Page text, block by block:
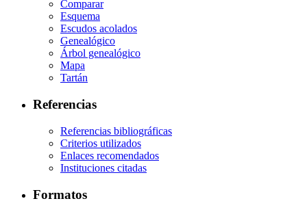
Comparar
Esquema
Escudos acolados
Genealógico
Árbol genealógico
Mapa
Tartán
Referencias
Referencias bibliográficas
Criterios utilizados
Enlaces recomendados
Instituciones citadas
Formatos